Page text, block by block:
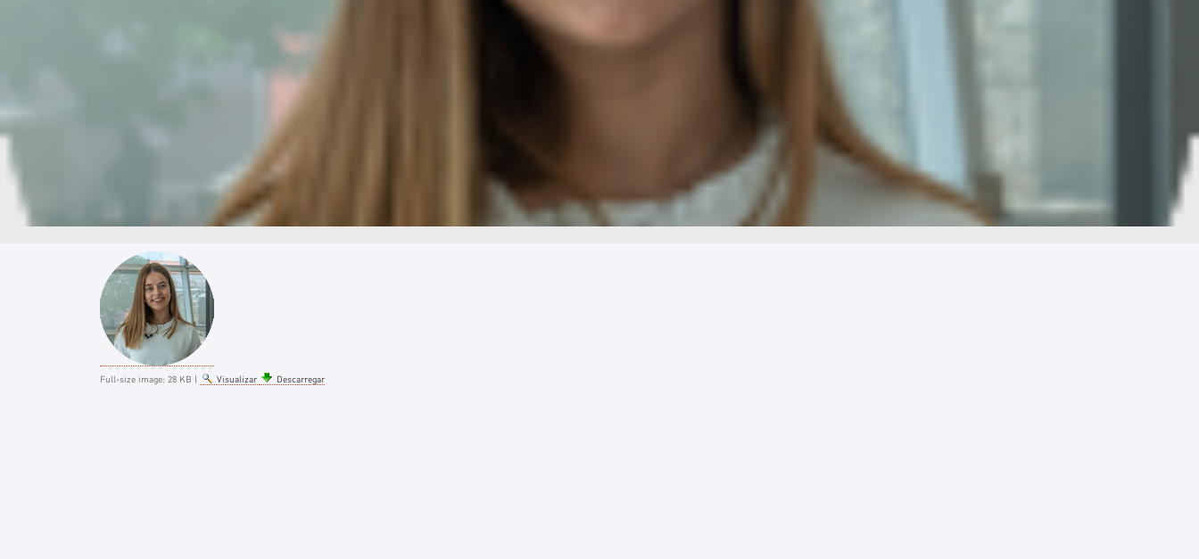
Full-size image: 28 KB | Visualizar Descarregar